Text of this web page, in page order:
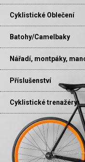
Cyklistické Oblečení
Batohy/Camelbaky
Nářadí, montpáky,
Příslušenství
Cyklistické trenažéry